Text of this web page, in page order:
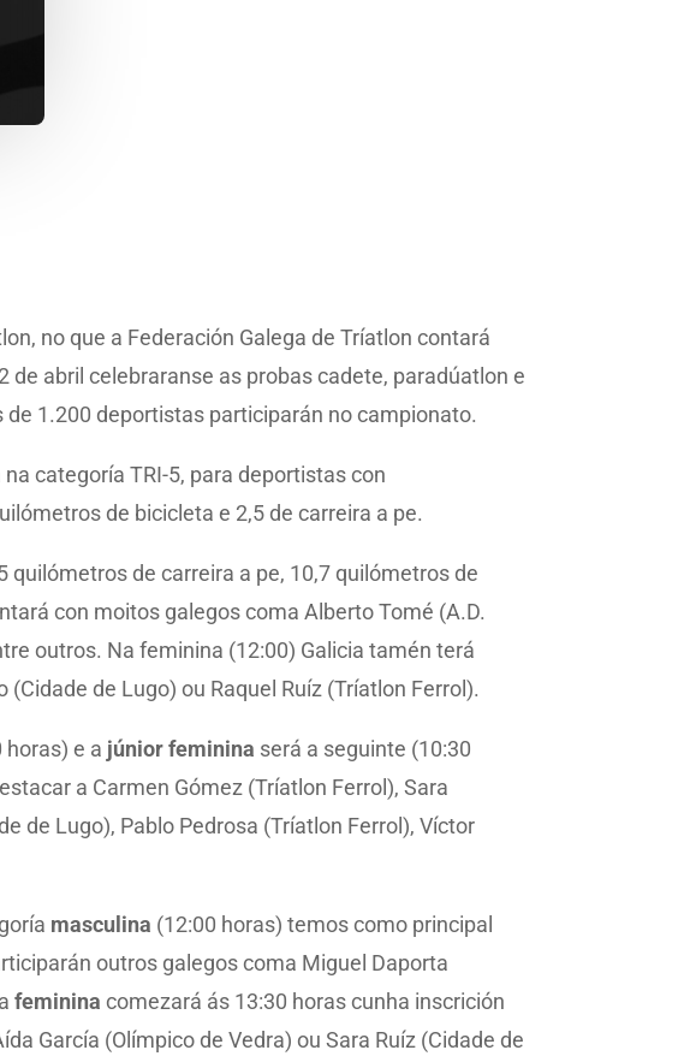
no que a Federación Galega de Tríatlon contará
abril celebraranse as probas cadete, paradúatlon e
1.200 deportistas participarán no campionato.
categoría TRI-5, para deportistas con
de bicicleta e 2,5 de carreira a pe.
de carreira a pe, 10,7 quilómetros de
con moitos galegos coma Alberto Tomé (A.D.
outros. Na feminina (12:00) Galicia tamén terá
de Lugo) ou Raquel Ruíz (Tríatlon Ferrol).
horas) e a júnior feminina será a seguinte (10:30
a Carmen Gómez (Tríatlon Ferrol), Sara
de Lugo), Pablo Pedrosa (Tríatlon Ferrol), Víctor
masculina (12:00 horas) temos como principal
outros galegos coma Miguel Daporta
femininacomezará ás 13:30 horas cunha inscrición
García (Olímpico de Vedra) ou Sara Ruíz (Cidade de